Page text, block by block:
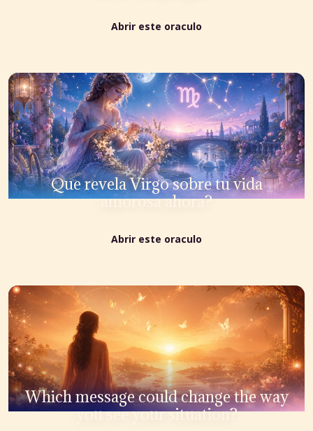
Abrir este oraculo
Que revela Virgo sobre tu vida
amorosa ahora?
Abrir este oraculo
Which message could change the way
you see your situation?